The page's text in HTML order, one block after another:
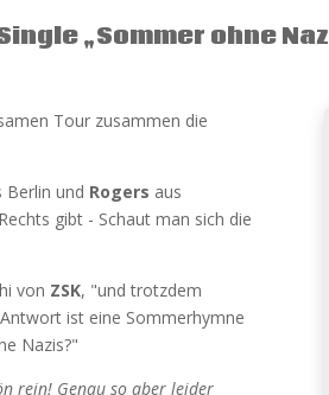
„Sommer ohne
Tour zusammen die
Berlin und Rogers aus
gibt - Schaut man sich die
von ZSK, "und trotzdem
ist eine Sommerhymne
Nazis?"
rein! Genau so aber leider